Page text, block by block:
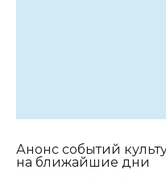
Анонс событий
на ближайшие дни